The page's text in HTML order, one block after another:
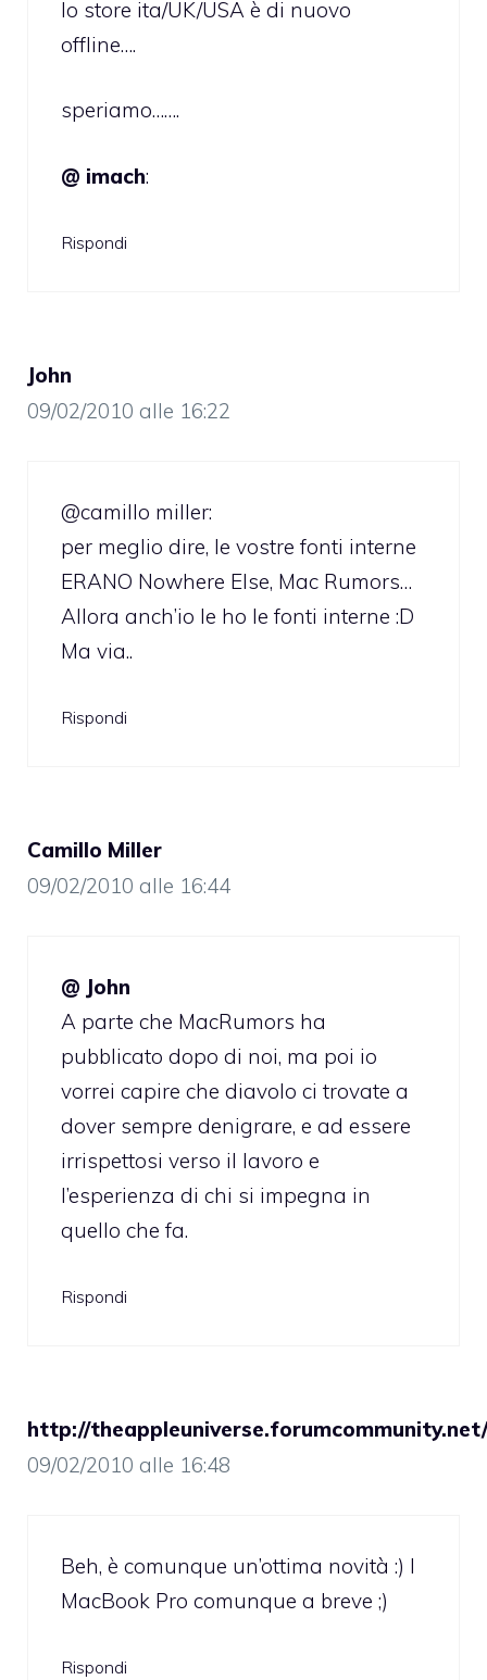
lo store ita/UK/USA è di nuovo
offline….
speriamo…….
@ imach:
Rispondi
John
09/02/2010 alle 16:22
@camillo miller:
per meglio dire, le vostre fonti interne
ERANO Nowhere Else, Mac Rumors…
Allora anch’io le ho le fonti interne :D
Ma via..
Rispondi
Camillo Miller
09/02/2010 alle 16:44
@ John
A parte che MacRumors ha
pubblicato dopo di noi, ma poi io
vorrei capire che diavolo ci trovate a
dover sempre denigrare, e ad essere
irrispettosi verso il lavoro e
l’esperienza di chi si impegna in
quello che fa.
Rispondi
http://theappleuniverse.forumcommunity.net/
09/02/2010 alle 16:48
Beh, è comunque un’ottima novità :) I
MacBook Pro comunque a breve ;)
Rispondi